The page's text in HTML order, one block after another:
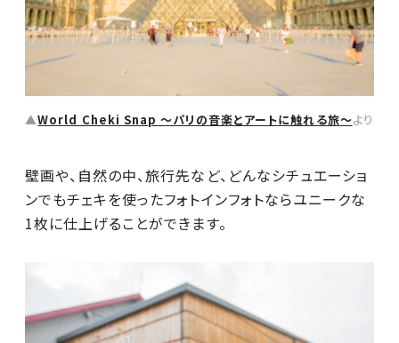
▲World Cheki Snap ～パリの音楽とアートに触れる旅～より
壁画や、自然の中、旅行先など、どんなシチュエーショ
ンでもチェキを使ったフォトインフォトならユニークな
1枚に仕上げることができます。